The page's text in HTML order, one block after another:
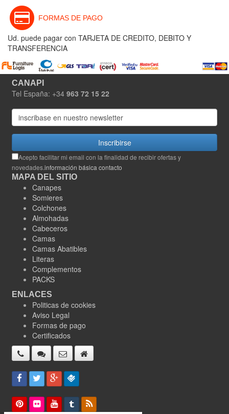
FORMAS DE PAGO
Ud. puede pagar con TARJETA DE CREDITO, DEBITO Y
TRANSFERENCIA
CANAPI
Tel España: +34 963 72 15 22
Inscribirse
Acepto facilitar mi email con la finalidad de recibir ofertas y
novedades.información básica contacto
MAPA DEL SITIO
Canapes
Somieres
Colchones
Almohadas
Cabeceros
Camas
Camas Abatibles
Literas
Complementos
PACKS
ENLACES
Politicas de cookies
Aviso Legal
Formas de pago
Certificados